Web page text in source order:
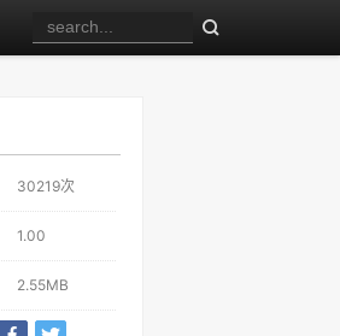
30219次
1.00
2.55MB